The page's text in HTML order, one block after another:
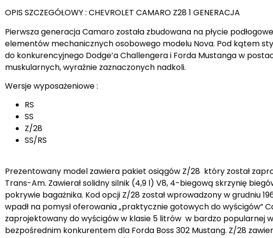
OPIS SZCZEGÓŁOWY : CHEVROLET CAMARO Z28 1 GENERACJA
Pierwsza generacja Camaro została zbudowana na płycie
elementów mechanicznych osobowego modelu Nova. Pod kątem
do konkurencyjnego Dodge’a Challengera i Forda Mustanga w
muskularnych, wyraźnie zaznaczonych nadkoli.
Wersje wyposażeniowe :
RS
SS
Z/28
SS/RS
Prezentowany model zawiera pakiet osiągów Z/28 który został
Trans-Am. Zawierał solidny silnik (4,9 l) V8, 4-biegową skrzynię
pokrywie bagażnika. Kod opcji Z/28 został wprowadzony w grudniu
wpadł na pomysł oferowania „praktycznie gotowych do wyścigów”
zaprojektowany do wyścigów w klasie 5 litrów w bardzo popularnej
bezpośrednim konkurentem dla Forda Boss 302 Mustang. Z/28